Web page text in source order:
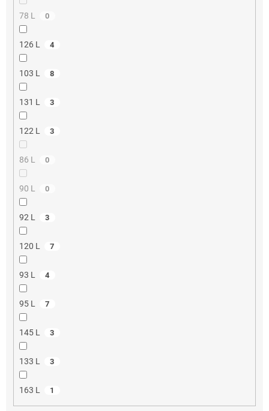
78 L 0
126 L 4
103 L 8
131 L 3
122 L 3
86 L 0
90 L 0
92 L 3
120 L 7
93 L 4
95 L 7
145 L 3
133 L 3
163 L 1